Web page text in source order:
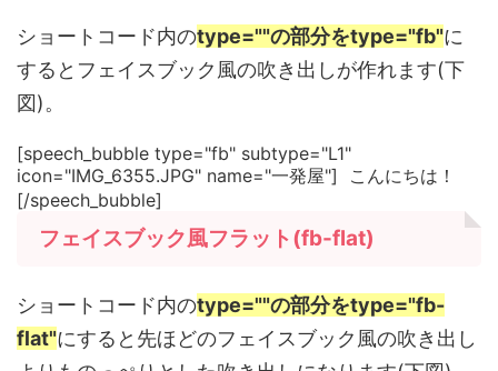
ショートコード内のtype=""の部分をtype="fb"に
するとフェイスブック風の吹き出しが作れます(下
図)。
[speech_bubble type="fb" subtype="L1"
icon="IMG_6355.JPG" name="一発屋"] こんにちは！
[/speech_bubble]
フェイスブック風フラット(fb-flat)
ショートコード内のtype=""の部分をtype="fb-
flat"にすると先ほどのフェイスブック風の吹き出し